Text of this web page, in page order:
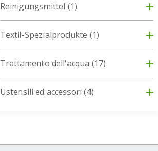
Reinigungsmittel (1)
Textil-Spezialprodukte (1)
Trattamento dell'acqua (17)
Ustensili ed accessori (4)